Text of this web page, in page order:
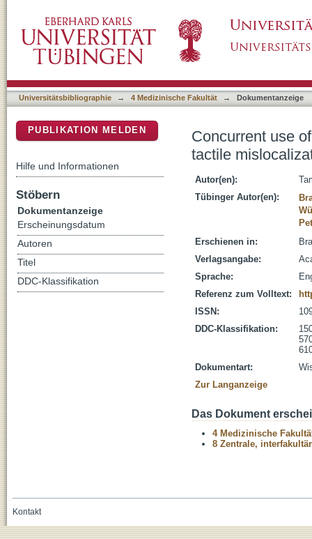
Universitätsbibliographie → 4 Medizinische Fakultät → Dokumentanzeige
Concurrent use
tactile
Autor(en):
Tübinger Autor(en):
Erschienen in:
Verlagsangabe:
Sprache:
Referenz zum Volltext:
ISSN:
DDC-Klassifikation:
Dokumentart:
Zur Langanzeige
Das Dokument
4 Medizinische
8 Zentrale,
PUBLIKATION MELDEN
Hilfe und Informationen
Stöbern
Dokumentanzeige
Erscheinungsdatum
Autoren
Titel
DDC-Klassifikation
Kontakt